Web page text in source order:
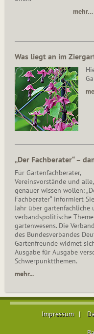
mehr…
Was liegt an im
„Der Fachberater“ –
Für Gartenfachberater,
Vereinsvorstände und
genauer wissen wollen:
Fachberater“ informiert
Jahr über gartenfachliche
verbandspolitische
gar­ten­wesens. Die
des Bun­des­ver­ban­des
Gartenfreunde widmet
Ausgabe für Ausgabe
Schwer­punkt­the­men.
mehr...
Impressum